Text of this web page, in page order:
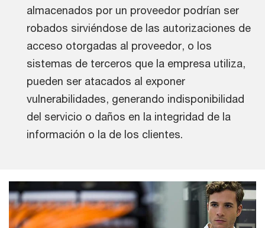
almacenados por un proveedor podrían ser
robados sirviéndose de las autorizaciones de
acceso otorgadas al proveedor, o los
sistemas de terceros que la empresa utiliza,
pueden ser atacados al exponer
vulnerabilidades, generando indisponibilidad
del servicio o daños en la integridad de la
información o la de los clientes.